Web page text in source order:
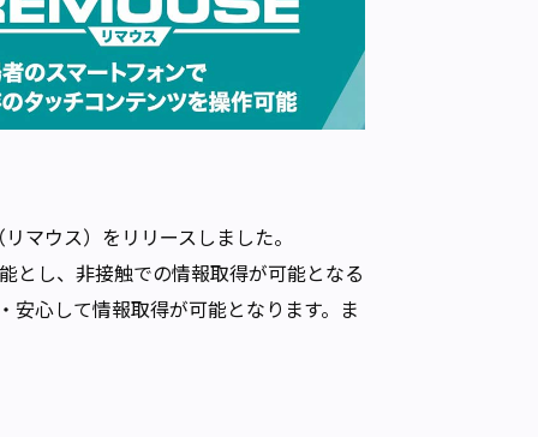
マウス）をリリースしました。
とし、非接触での情報取得が可能となる
心して情報取得が可能となります。ま